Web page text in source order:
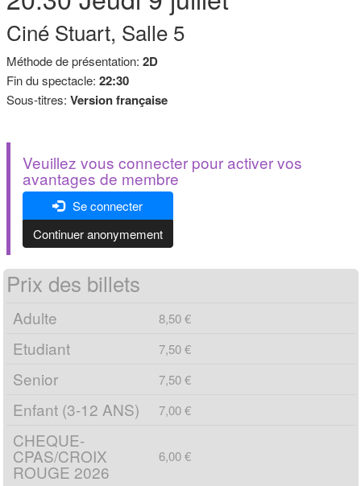
Ciné Stuart, Salle 5
Méthode de présentation: 2D
Fin du spectacle: 22:30
Sous-titres: Version française
Veuillez vous connecter pour activer vos
avantages de membre
Se connecter
Continuer anonymement
Prix des billets
Adulte 8,50 €
Etudiant 7,50 €
Senior 7,50 €
Enfant (3-12 ANS) 7,00 €
CHEQUE-
CPAS/CROIX
ROUGE 2026
6,00 €